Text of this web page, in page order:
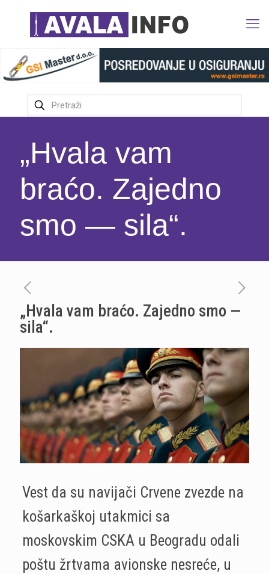
„Hvala vam
braćo. Zajedno
smo — sila“.
„Hvala vam braćo. Zajedno smo —
sila“.
Vest da su navijači Crvene zvezde na
košarkaškoj utakmici sa
moskovskim CSKA u Beogradu odali
poštu žrtvama avionske nesreće, u